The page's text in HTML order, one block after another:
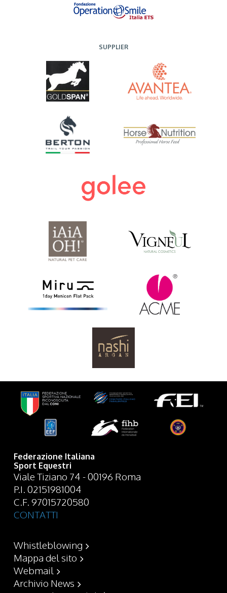
SUPPLIER
Federazione Italiana
Sport Equestri
Viale Tiziano 74 - 00196 Roma
P.I. 02151981004
C.F. 97015720580
CONTATTI
Whistleblowing
Mappa del sito
Webmail
Archivio News